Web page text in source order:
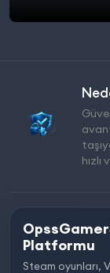
Platformu
Steam oyunları,